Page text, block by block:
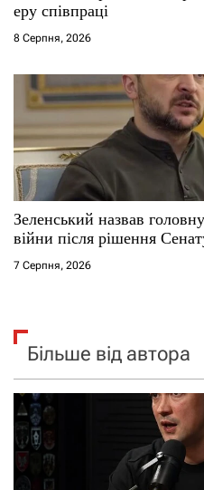
еру співпраці
8 Серпня, 2026
Зеленський назвав
війни після рішення
7 Серпня, 2026
Більше від автора